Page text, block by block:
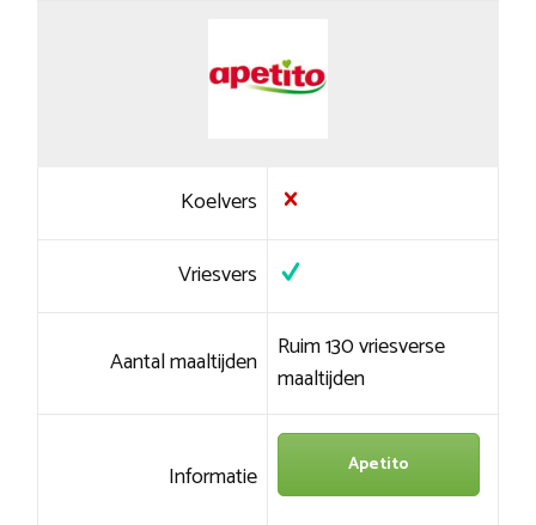
Koelvers
Vriesvers
Aantal maaltijden Ruim 130 vriesverse
maaltijden
Informatie Apetito